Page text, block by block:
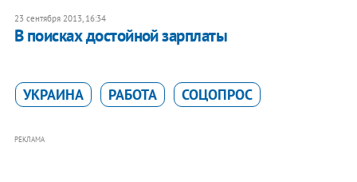
23 сентября 2013, 16:34
В поисках достойной зарплаты
УКРАИНА РАБОТА СОЦОПРОС
РЕКЛАМА